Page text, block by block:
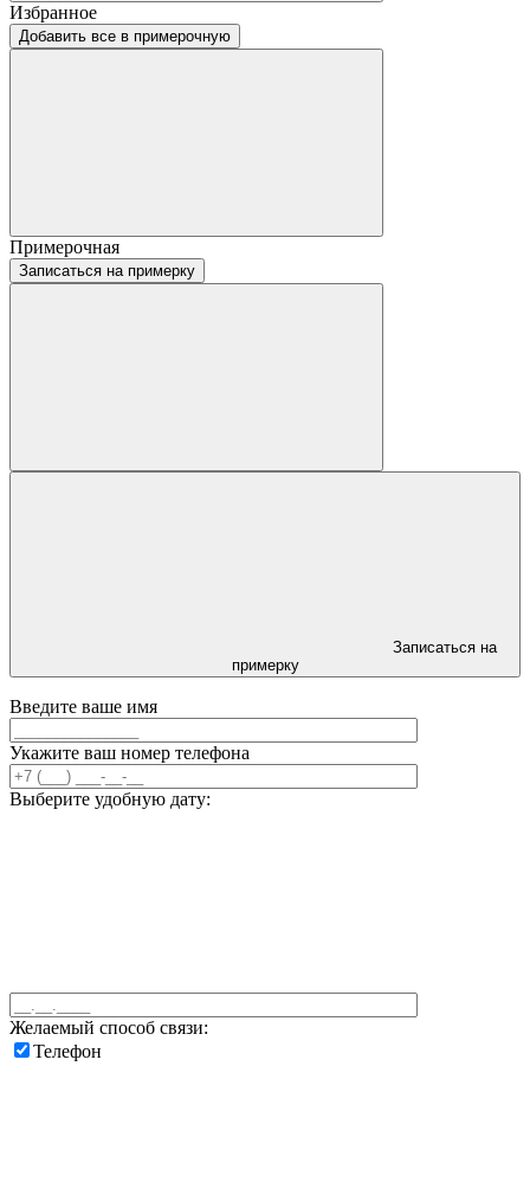
Избранное
Добавить все в примерочную
Примерочная
Записаться на примерку
Записаться на
примерку
Введите ваше имя
Укажите ваш номер телефона
Выберите удобную дату:
Желаемый способ связи:
Телефон